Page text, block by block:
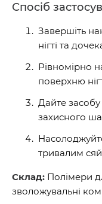
Спосіб
Завершіть
нігті та
Рівномірно
поверхню
Дайте
захисного
тривалим
Склад: Полімери
зволожувальні